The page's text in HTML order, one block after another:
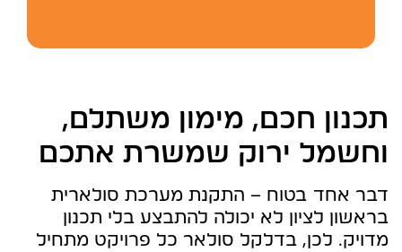
תכנון חכם, מימון משתלם,
וחשמל ירוק שמשרת אתכם
דבר אחד בטוח – התקנת מערכת סולארית
בראשון לציון לא יכולה להתבצע בלי תכנון
מדויק. לכן, בדלקל סולאר כל פרויקט מתחיל